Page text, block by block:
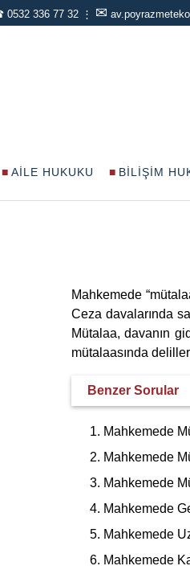
0532 336 77 32 ⋮ ✉
AILE HUKUKU BILIŞIM
Mahkemede
Ceza davalarında
Mütalaa, davanın
mütalaasında
Benzer Sorular
Mahkemede
Mahkemede
Mahkemede
Mahkemede
Mahkemede
Mahkemede